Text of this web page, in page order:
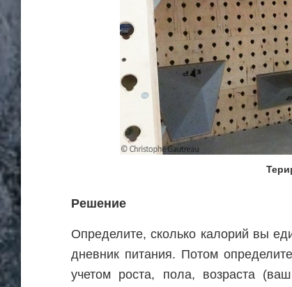
Решение
Определите, сколько калорий вы
дневник питания. Потом
учетом роста, пола, возраста